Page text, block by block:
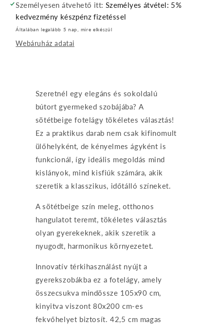
Személyesen átvehető itt: Személyes átvétel: 5%
kedvezmény készpénz fizetéssel
Általában legalább 5 nap, mire elkészül
Webáruház adatai
Szeretnél egy elegáns és sokoldalú
bútort gyermeked szobájába? A
sötétbeige fotelágy tökéletes választás!
Ez a praktikus darab nem csak kifinomult
ülőhelyként, de kényelmes ágyként is
funkcionál, így ideális megoldás mind
kislányok, mind kisfiúk számára, akik
szeretik a klasszikus, időtálló színeket.
A sötétbeige szín meleg, otthonos
hangulatot teremt, tökéletes választás
olyan gyerekeknek, akik szeretik a
nyugodt, harmonikus környezetet.
Innovatív térkihasználást nyújt a
gyerekszobákba ez a fotelágy, amely
összecsukva mindössze 105x90 cm,
kinyitva viszont 80x200 cm-es
fekvőhelyet biztosít. 42,5 cm magas